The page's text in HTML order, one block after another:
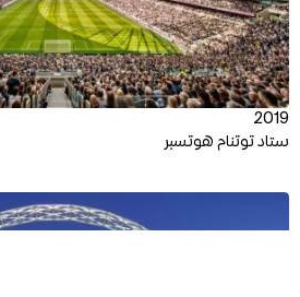
ستاد توتنام هوتسبر
2019